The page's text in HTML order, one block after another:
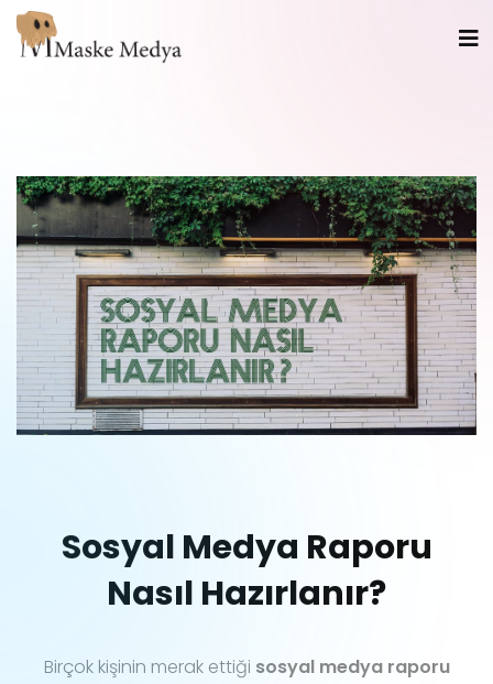
Sosyal Medya Raporu
Nasıl Hazırlanır?
Birçok kişinin merak ettiği sosyal medya raporu